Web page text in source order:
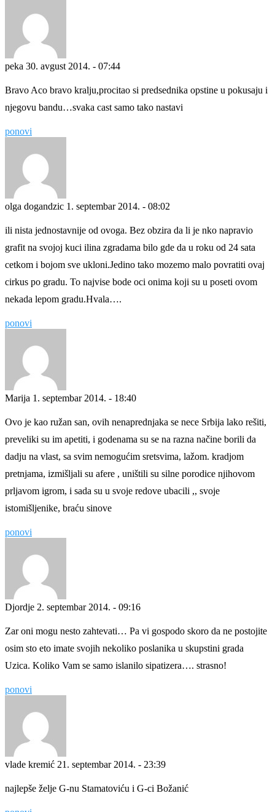
peka 30. avgust 2014. - 07:44
Bravo Aco bravo kralju,procitao si predsednika opstine u pokusaju i
njegovu bandu…svaka cast samo tako nastavi
ponovi
olga dogandzic 1. septembar 2014. - 08:02
ili nista jednostavnije od ovoga. Bez obzira da li je nko napravio
grafit na svojoj kuci ilina zgradama bilo gde da u roku od 24 sata
cetkom i bojom sve ukloni.Jedino tako mozemo malo povratiti ovaj
cirkus po gradu. To najvise bode oci onima koji su u poseti ovom
nekada lepom gradu.Hvala….
ponovi
Marija 1. septembar 2014. - 18:40
Ovo je kao ružan san, ovih nenaprednjaka se nece Srbija lako rešiti,
preveliki su im apetiti, i godenama su se na razna načine borili da
dadju na vlast, sa svim nemogućim sretsvima, lažom. kradjom
pretnjama, izmišljali su afere , uništili su silne porodice njihovom
prljavom igrom, i sada su u svoje redove ubacili ,, svoje
istomišljenike, braću sinove
ponovi
Djordje 2. septembar 2014. - 09:16
Zar oni mogu nesto zahtevati… Pa vi gospodo skoro da ne postojite
osim sto eto imate svojih nekoliko poslanika u skupstini grada
Uzica. Koliko Vam se samo islanilo sipatizera…. strasno!
ponovi
vlade kremić 21. septembar 2014. - 23:39
najlepše želje G-nu Stamatoviću i G-ci Božanić